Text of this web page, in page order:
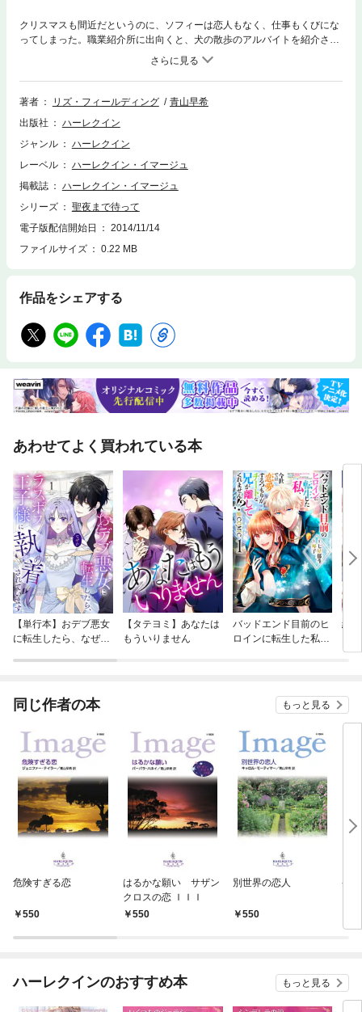
クリスマスも間近だというのに、ソフィーは恋人もなく、仕事もくびにな
ってしまった。職業紹介所に出向くと、犬の散歩のアルバイトを紹介され
た。さっそく飼い主ガブリエル・ヨークの瀟洒な家を訪れたものの、だれ
も呼び鈴に応えない。不審に思ってドアの郵便受けから中をのぞいたとこ
ろ、ガブリエルと思われる男性が床に倒れていた。彼女は大急ぎで窓から
侵入し、気を失っている彼に人工呼吸を試みた。唇を重ねて息を吹きこん
いるんだい？」
著者 リズ・フィールディング
青山早希
出版社
ハーレクイン
ジャンル
ハーレクイン
レーベル
ハーレクイン・イマージュ
掲載誌
ハーレクイン・イマージュ
シリーズ
聖夜まで待って
電子版配信開始日
2014/11/14
ファイルサイズ
0.22 MB
作品をシェアする
あわせてよく買われている本
【単行本】おデブ悪女
に転生したら、なぜか
【タテヨミ】あなたは
もういりません
バッドエンド目前のヒ
ロインに転生した私、
結
同じ作者の本 もっと見る
危険すぎる恋
550
はるかな願い サザン
クロスの恋 ＩＩＩ
550
別世界の恋人
550
条
ハーレクインのおすすめ本 もっと見る